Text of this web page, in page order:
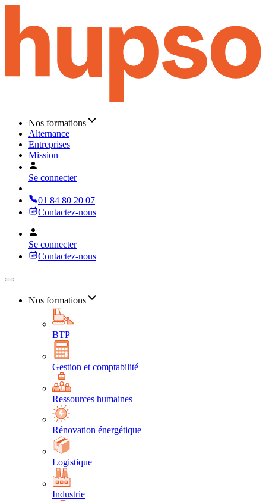
Nos formations
Alternance
Entreprises
Mission
Se connecter
01 84 80 20 07
Contactez-nous
Se connecter
Contactez-nous
Nos formations
BTP
Gestion et comptabilité
Ressources humaines
Rénovation énergétique
Logistique
Industrie